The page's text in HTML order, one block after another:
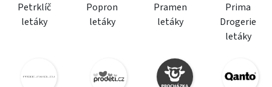
Petrklíč
letáky
Popron
letáky
Pramen
letáky
Prima
Drogerie
letáky